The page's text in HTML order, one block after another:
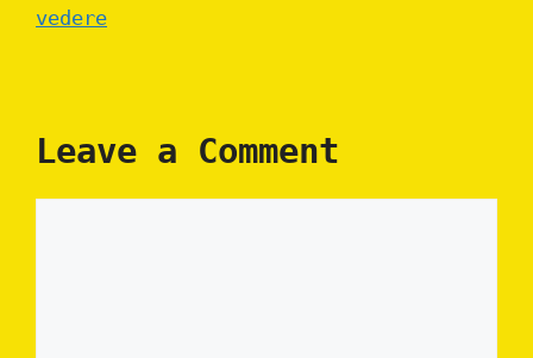
vedere
Leave a Comment